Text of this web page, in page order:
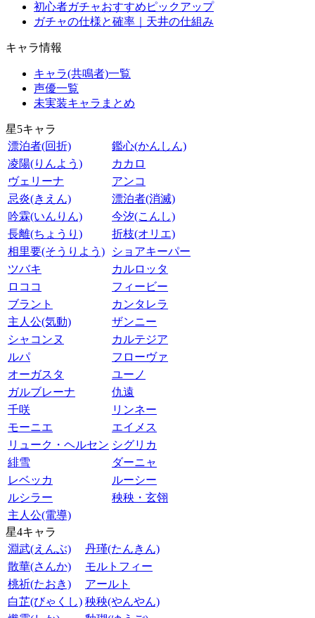
初心者ガチャおすすめピックアップ
ガチャの仕様と確率｜天井の仕組み
キャラ情報
キャラ(共鳴者)一覧
声優一覧
未実装キャラまとめ
星5キャラ
漂泊者(回折)
鑑心(かんしん)
凌陽(りんよう)
カカロ
ヴェリーナ
アンコ
忌炎(きえん)
漂泊者(消滅)
吟霖(いんりん)
今汐(こんし)
長離(ちょうり)
折枝(オリエ)
相里要(そうりよう)
ショアキーパー
ツバキ
カルロッタ
ロココ
フィービー
ブラント
カンタレラ
主人公(気動)
ザンニー
シャコンヌ
カルテジア
ルパ
フローヴァ
オーガスタ
ユーノ
ガルブレーナ
仇遠
千咲
リンネー
モーニエ
エイメス
リューク・ヘルセン シグリカ
緋雪
ダーニャ
レベッカ
ルーシー
ルシラー
秧秧・玄翎
主人公(電導)
星4キャラ
淵武(えんぶ)
丹瑾(たんきん)
散華(さんか)
モルトフィー
桃祈(たおき)
アールト
白芷(びゃくし) 秧秧(やんやん)